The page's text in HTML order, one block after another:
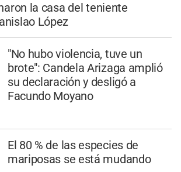
la casa del teniente
López
"No hubo violencia, tuve un
brote": Candela Arizaga amplió
su declaración y desligó a
Facundo Moyano
El 80 % de las especies de
mariposas se está mudando